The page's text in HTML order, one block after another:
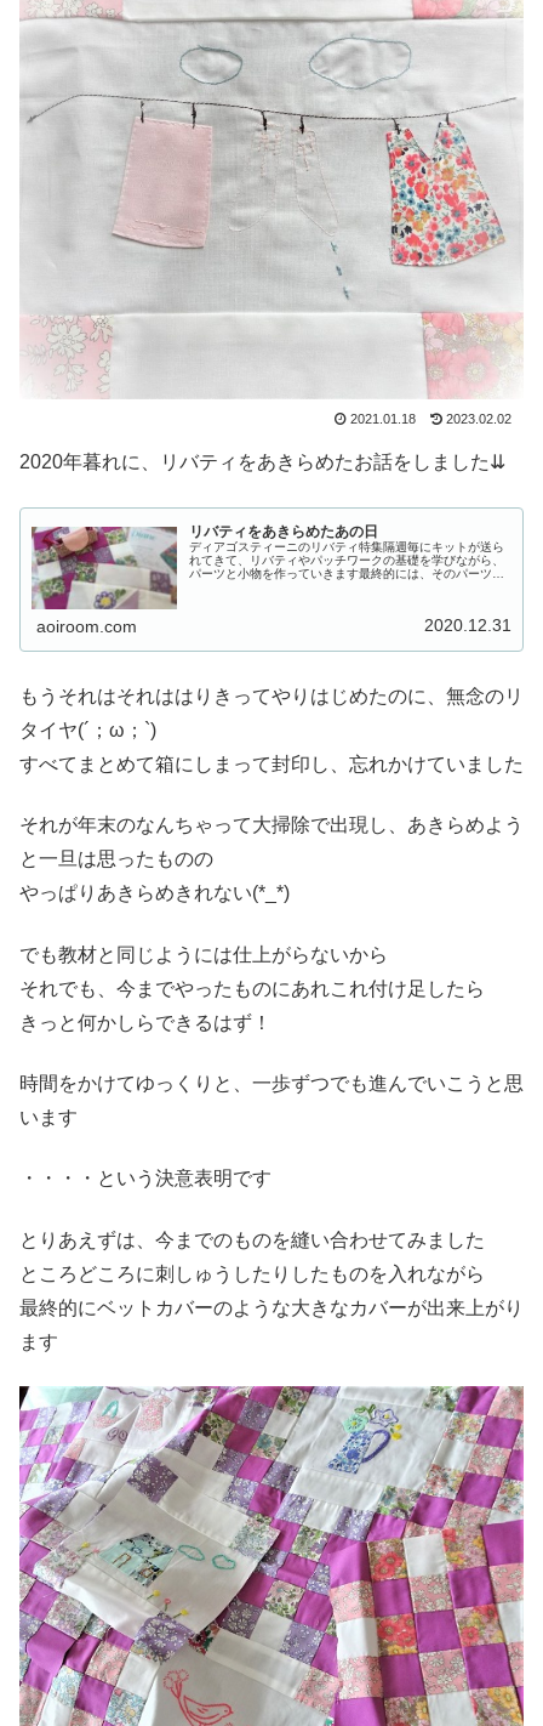
2021.01.18 2023.02.02
2020年暮れに、リバティをあきらめたお話をしました⇊
リバティをあきらめたあの日
ディアゴスティーニのリバティ特集隔週毎にキットが送ら
れてきて、リバティやパッチワークの基礎を学びながら、
パーツと小物を作っていきます最終的には、そのパーツを
aoiroom.com 2020.12.31
もうそれはそれははりきってやりはじめたのに、無念のリ
タイヤ(´；ω；`)
すべてまとめて箱にしまって封印し、忘れかけていました
それが年末のなんちゃって大掃除で出現し、あきらめよう
と一旦は思ったものの
やっぱりあきらめきれない(*_*)
でも教材と同じようには仕上がらないから
それでも、今までやったものにあれこれ付け足したら
きっと何かしらできるはず！
時間をかけてゆっくりと、一歩ずつでも進んでいこうと思
います
・・・・という決意表明です
とりあえずは、今までのものを縫い合わせてみました
ところどころに刺しゅうしたりしたものを入れながら
最終的にベットカバーのような大きなカバーが出来上がり
ます